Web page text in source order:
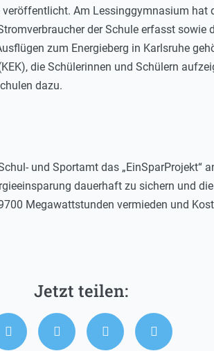
Am Lessinggymnasium
der Schule erfasst sowie
zum Energieberg in Karlsruhe
die Schülerinnen und Schülern
dazu.
und Sportamt das „EinSparProjekt“
dauerhaft zu sichern und
Megawattstunden vermieden und